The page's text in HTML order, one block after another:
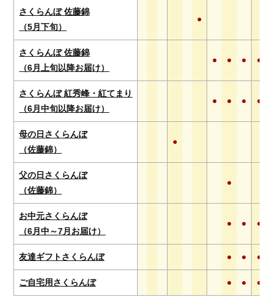
さくらんぼ 佐藤錦
（5月下旬）
●
さくらんぼ 佐藤錦
（6月上旬以降お届け）
● ● ● ●
さくらんぼ 紅秀峰・紅てまり
（6月中旬以降お届け）
● ● ● ●
母の日さくらんぼ
（佐藤錦）
●
父の日さくらんぼ
（佐藤錦）
●
お中元さくらんぼ
（6月中～7月お届け）
● ● ●
友達ギフトさくらんぼ ● ● ●
ご自宅用さくらんぼ ● ● ●